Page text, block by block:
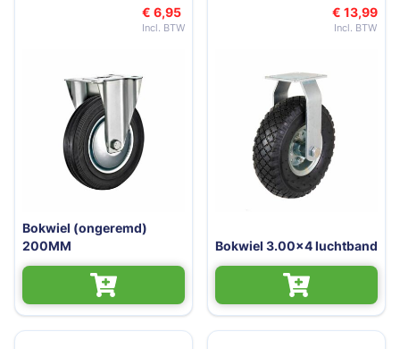
€ 6,95
Bokwiel (ongeremd)
200MM
€ 13,99
Bokwiel 3.00x4 luchtband